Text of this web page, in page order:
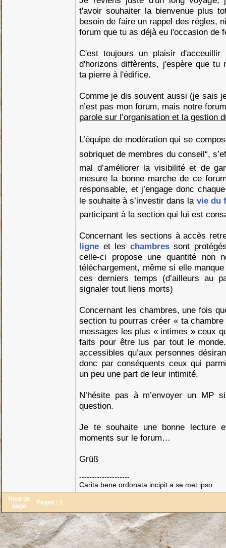
t'avoir souhaiter la bienvenue plus
besoin de faire un rappel des règles,
forum que tu as déjà eu l'occasion de
C'est toujours un plaisir
d'horizons diffèrents, j'espère que tu
ta pierre à l'édifice.
Comme je dis souvent aussi (je sais
n’est pas mon forum, mais notre
parole sur l’organisation et la gestion
L’équipe de modération qui se
sobriquet de membres du conseil“,
mal d’améliorer la visibilité et de
mesure la bonne marche de ce
responsable, et j’engage donc
le souhaite à s’investir dans la vie du
participant à la section qui lui est
Concernant les sections à accès
ligne et les chambressont
celle-ci propose une quantité non
téléchargement, même si elle
ces derniers temps (d’ailleurs au
signaler tout liens morts)
Concernant les chambres, une fois
section tu pourras créer « ta
messages les plus « intimes » ceux
faits pour être lus par tout le
accessibles qu’aux personnes
donc par conséquents ceux qui
un peu une part de leur intimité.
N’hésite pas à m’envoyer un MP
question.
Je te souhaite une bonne lecture
moments sur le forum…
Grüß
--------------------
Carita bene ordonata incipit a se met ipso
Haut de
page
Pages : 1